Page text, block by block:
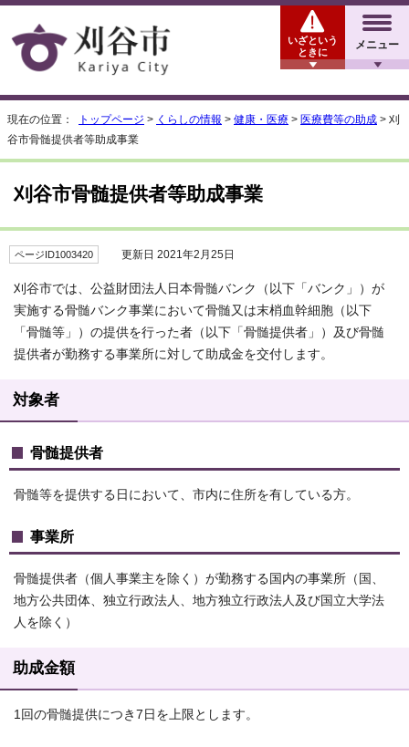
メニュー
いざという
ときに
現在の位置： トップページ > くらしの情報 > 健康・医療 > 医療費等の助成 > 刈
谷市骨髄提供者等助成事業
刈谷市骨髄提供者等助成事業
ページID1003420 更新日 2021年2月25日
刈谷市では、公益財団法人日本骨髄バンク（以下「バンク」）が
実施する骨髄バンク事業において骨髄又は末梢血幹細胞（以下
「骨髄等」）の提供を行った者（以下「骨髄提供者」）及び骨髄
提供者が勤務する事業所に対して助成金を交付します。
対象者
骨髄提供者
骨髄等を提供する日において、市内に住所を有している方。
事業所
骨髄提供者（個人事業主を除く）が勤務する国内の事業所（国、
地方公共団体、独立行政法人、地方独立行政法人及び国立大学法
人を除く）
助成金額
1回の骨髄提供につき7日を上限とします。